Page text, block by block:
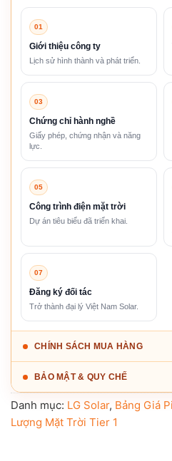
01
Giới thiệu công ty
Lịch sử hình thành và phát triển.
03
Chứng chỉ hành nghề
Giấy phép, chứng nhận và năng
lực.
05
Công trình điện mặt trời
Dự án tiêu biểu đã triển khai.
07
Đăng ký đối tác
Trở thành đại lý Việt Nam Solar.
CHÍNH SÁCH MUA HÀNG
BẢO MẬT & QUY CHẾ
Danh mục: LG Solar, Bảng Giá
Lượng Mặt Trời Tier 1